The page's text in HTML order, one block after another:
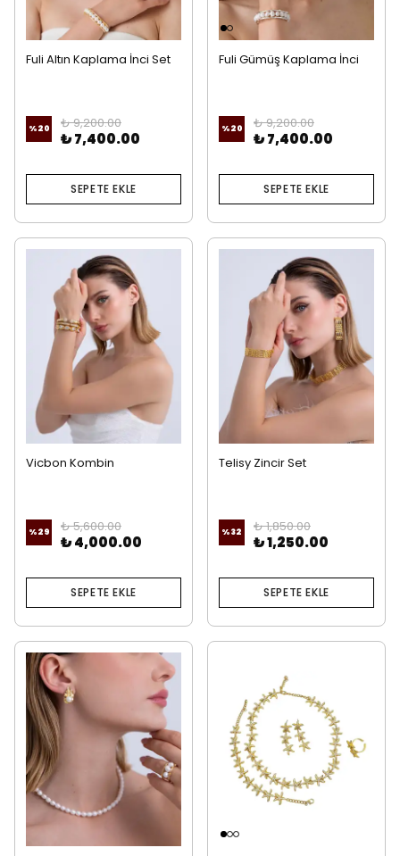
Fuli Altın Kaplama İnci Set
%20 ₺ 9,200.00
₺ 7,400.00
SEPETE EKLE
Fuli Gümüş Kaplama İnci
%20 ₺ 9,200.00
₺ 7,400.00
SEPETE EKLE
Vicbon Kombin
%29 ₺ 5,600.00
₺ 4,000.00
SEPETE EKLE
Telisy Zincir Set
%32 ₺ 1,850.00
₺ 1,250.00
SEPETE EKLE